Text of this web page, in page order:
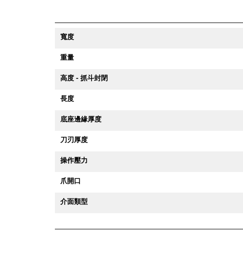
寬度
重量
高度 - 抓斗封閉
長度
底座邊緣厚度
刀刃厚度
操作壓力
爪開口
介面類型